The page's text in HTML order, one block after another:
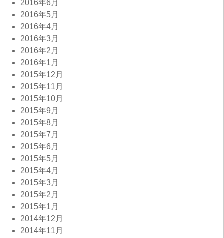
2016年6月
2016年5月
2016年4月
2016年3月
2016年2月
2016年1月
2015年12月
2015年11月
2015年10月
2015年9月
2015年8月
2015年7月
2015年6月
2015年5月
2015年4月
2015年3月
2015年2月
2015年1月
2014年12月
2014年11月